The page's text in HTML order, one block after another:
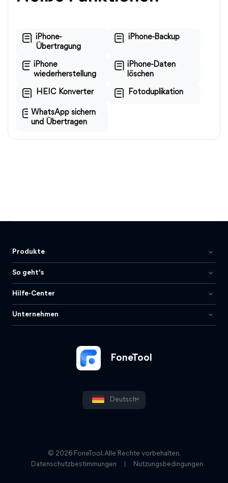
iPhone-
Übertragung
iPhone-Backup
iPhone
wiederherstellung
iPhone-Daten
löschen
HEIC Konverter Fotoduplikation
WhatsApp sichern
und Übertragen
FoneTool
Deutsch
Produkte
So geht's
Hilfe-Center
Unternehmen
© 2026 FoneTool. Alle Rechte vorbehalten.
Datenschutzbestimmungen
Nutzungsbedingungen